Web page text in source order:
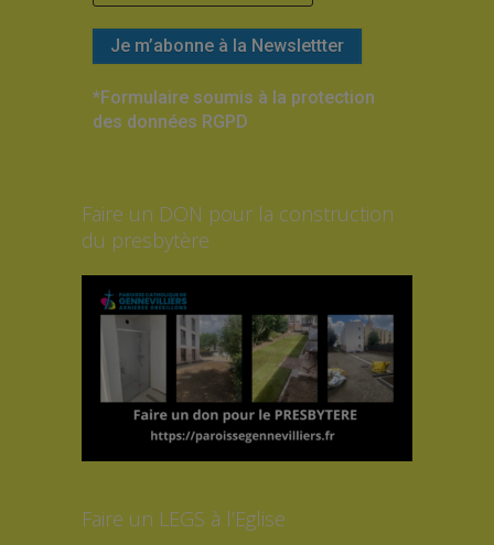
*Formulaire soumis à la protection
des données RGPD
Faire un DON pour la construction
du presbytère
Faire un LEGS à l’Eglise